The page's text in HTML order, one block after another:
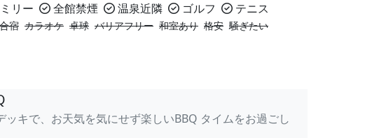
リー 全館禁煙 温泉近隣 ゴルフ テニス
宿 カラオケ 卓球 バリアフリー 和室あり 格安 騒ぎたい
ッキで、お天気を気にせず楽しいBBQ タイムをお過ごし